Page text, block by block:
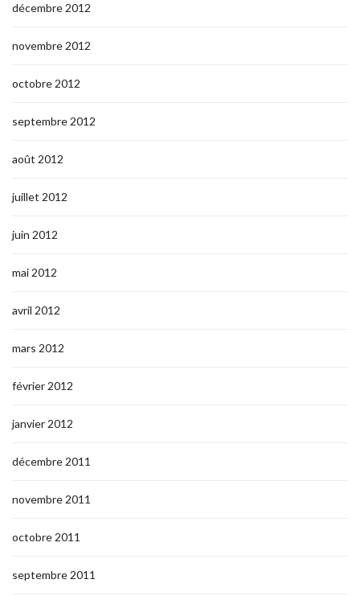
décembre 2012
novembre 2012
octobre 2012
septembre 2012
août 2012
juillet 2012
juin 2012
mai 2012
avril 2012
mars 2012
février 2012
janvier 2012
décembre 2011
novembre 2011
octobre 2011
septembre 2011